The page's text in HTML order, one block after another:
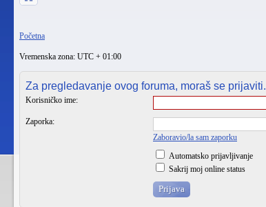
Početna
Vremenska zona: UTC + 01:00
Za pregledavanje ovog foruma, moraš se prijaviti.
Korisničko ime:
Zaporka:
Zaboravio/la sam zaporku
Automatsko prijavljivanje
Sakrij moj online status